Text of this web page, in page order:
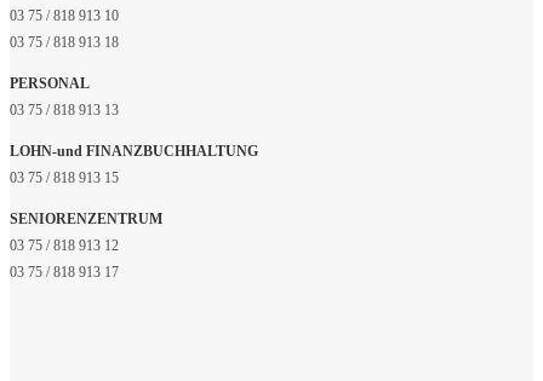
03 75 / 818 913 10
03 75 / 818 913 18
PERSONAL
03 75 / 818 913 13
LOHN-und FINANZBUCHHALTUNG
03 75 / 818 913 15
SENIORENZENTRUM
03 75 / 818 913 12
03 75 / 818 913 17